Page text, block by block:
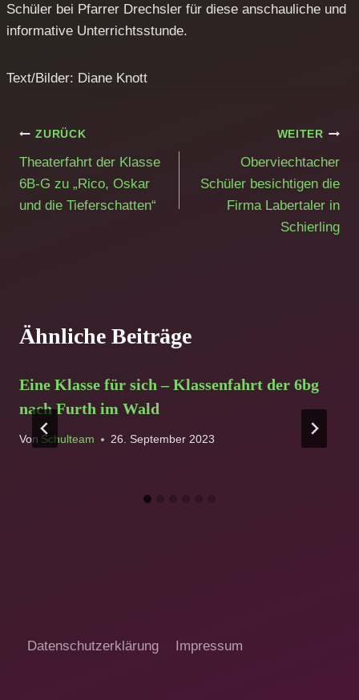
Schüler bei Pfarrer Drechsler für diese anschauliche und
informative Unterrichtsstunde.
Text/Bilder: Diane Knott
Beitragsnavigation
ZURÜCK
Theaterfahrt der Klasse
6B-G zu „Rico, Oskar
und die Tieferschatten“
WEITER
Oberviechtacher
Schüler besichtigen die
Firma Labertaler in
Schierling
Ähnliche Beiträge
Eine Klasse für sich – Klassenfahrt der 6bg
nach Furth im Wald
Von Schulteam 26. September 2023
Datenschutzerklärung Impressum